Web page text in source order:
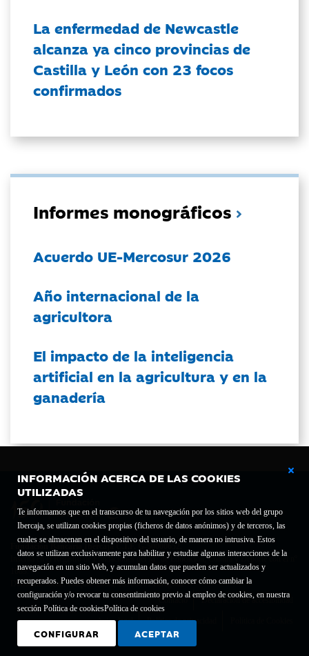
INFORMACIÓN ACERCA DE LAS COOKIES
UTILIZADAS
Te informamos que en el transcurso de tu navegación por los sitios web del grupo
Ibercaja, se utilizan cookies propias (ficheros de datos anónimos) y de terceros, las
cuales se almacenan en el dispositivo del usuario, de manera no intrusiva. Estos
datos se utilizan exclusivamente para habilitar y estudiar algunas interacciones de la
navegación en un sitio Web, y acumulan datos que pueden ser actualizados y
recuperados. Puedes obtener más información, conocer cómo cambiar la
configuración y/o revocar tu consentimiento previo al empleo de cookies, en nuestra
sección Política de cookiesPolítica de cookies
CONFIGURAR ACEPTAR
La enfermedad de Newcastle
alcanza ya cinco provincias de
Castilla y León con 23 focos
confirmados
Informes monográficos
Acuerdo UE-Mercosur 2026
Año internacional de la
agricultora
El impacto de la inteligencia
artificial en la agricultura y en la
ganadería
Fundación Bancaria Ibercaja C.I.F. G-50000652.
Inscrita en el Registro de Fundaciones del Mº de Educación, Cultura y Deporte con el nº
1689.
Domicilio social: Joaquín Costa, 13. 50001 Zaragoza.
Contacto
Declaración de accesibilidad
Aviso legal Política de privacidad